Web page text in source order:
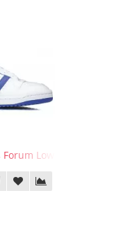
Low WB White Blue